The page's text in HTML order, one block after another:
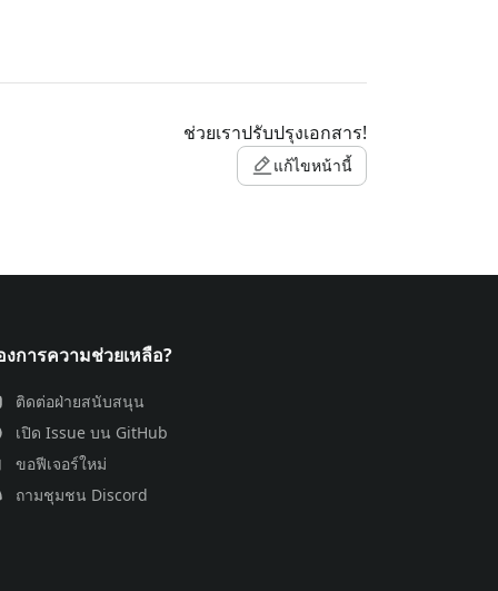
ช่วยเราปรับปรุงเอกสาร!
แก้ไขหน้านี้
งการความช่วยเหลือ?
ติดต่อฝ่ายสนับสนุน
เปิด Issue บน GitHub
ขอฟีเจอร์ใหม่
ถามชุมชน Discord